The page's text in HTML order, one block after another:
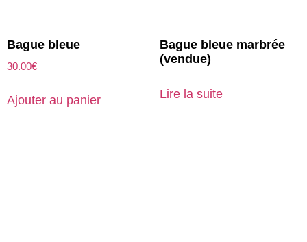
Bague bleue
30.00€
Ajouter au panier
Bague bleue marbrée
(vendue)
Lire la suite